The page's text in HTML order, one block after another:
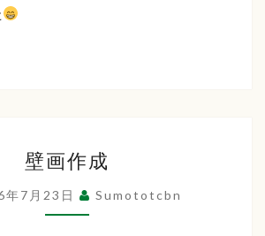
ー
ン
画
作
成
壁画作成
年7月23日 Sumototcbn